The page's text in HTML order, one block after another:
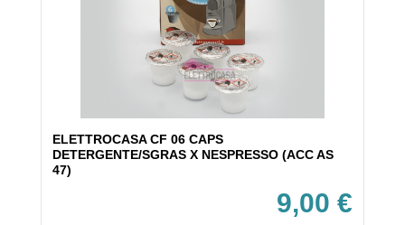
ELETTROCASA CF 06 CAPS
DETERGENTE/SGRAS X NESPRESSO (ACC AS
47)
9,00 €